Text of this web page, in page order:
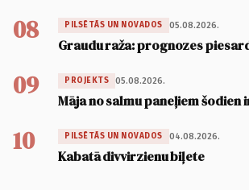
08 PILSĒTĀS UN NOVADOS 05.08.2026.
Graudu raža: prognozes
09 PROJEKTS 05.08.2026.
Māja no salmu paneļiem
10 PILSĒTĀS UN NOVADOS 04.08.2026.
Kabatā divvirzienu biļete